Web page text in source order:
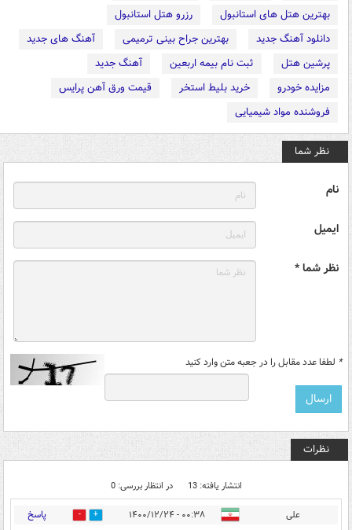
بهترین هتل های استانبول
رزرو هتل استانبول
دانلود آهنگ جدید
بهترین جراح بینی ترمیمی
آهنگ های جدید
پرشین هتل
ثبت نام بیمه اربعین
آهنگ جدید
مزایده خودرو
خرید بلیط استخر
قیمت ورق آهن پرایس
فروشنده مواد شیمیایی
نظر شما
نام
ایمیل
نظر شما *
* لطفا عدد مقابل را در جعبه متن وارد کنید
نظرات
انتشار یافته: 13 در انتظار بررسی: 0
علی ۰۰:۳۸ - ۱۴۰۰/۱۲/۲۴ 4 پاسخ